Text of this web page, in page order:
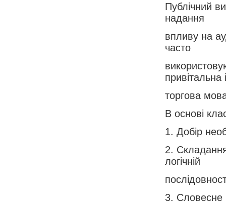
Публічний
надання
впливу на
часто
привітальна і
торгова
В основі
1. Добір
2.
логічній
3. Словесне